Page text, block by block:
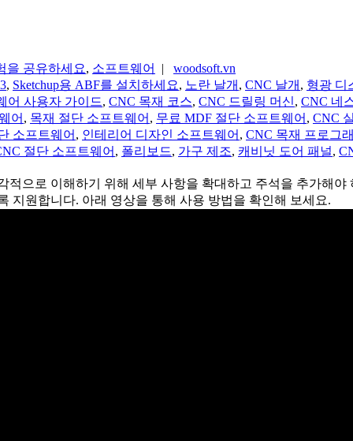
을 공유하세요, 소프트웨어 |
woodsoft.vn
, Sketchup용 ABF를 설치하세요, 노란 날개 , CNC 날개 , 형광 디
어 사용자 가이드, CNC 목재 코스, CNC 드릴링 머신, CNC 네
어 , 목재 절단 소프트웨어 , 무료 MDF 절단 소프트웨어 , CNC
소프트웨어 , 인테리어 디자인 소프트웨어 , CNC 목재 프로그
절단 소프트웨어 , 폴리보드, 가구 제조, 캐비닛 도어 패널,
으로 이해하기 위해 세부 사항을 확대하고 주석을 추가해
지원합니다. 아래 영상을 통해 사용 방법을 확인해 보세요.